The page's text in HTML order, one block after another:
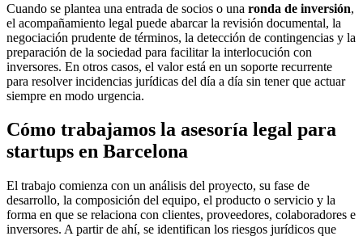
Cuando se plantea una entrada de socios o una ronda de inversión,
el acompañamiento legal puede abarcar la revisión documental, la
negociación prudente de términos, la detección de contingencias y la
preparación de la sociedad para facilitar la interlocución con
inversores. En otros casos, el valor está en un soporte recurrente
para resolver incidencias jurídicas del día a día sin tener que actuar
siempre en modo urgencia.
Cómo trabajamos la asesoría legal para
startups en Barcelona
El trabajo comienza con un análisis del proyecto, su fase de
desarrollo, la composición del equipo, el producto o servicio y la
forma en que se relaciona con clientes, proveedores, colaboradores e
inversores. A partir de ahí, se identifican los riesgos jurídicos que